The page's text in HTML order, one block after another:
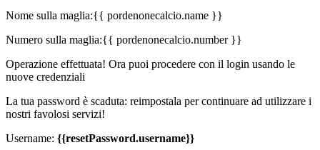
Nome sulla maglia:{{ pordenonecalcio.name }}
Numero sulla maglia:{{ pordenonecalcio.number }}
Operazione effettuata! Ora puoi procedere con il login usando le
nuove credenziali
La tua password è scaduta: reimpostala per continuare ad utilizzare i
nostri favolosi servizi!
Username: {{resetPassword.username}}